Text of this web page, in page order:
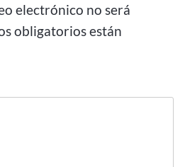
electrónico no será
obligatorios están